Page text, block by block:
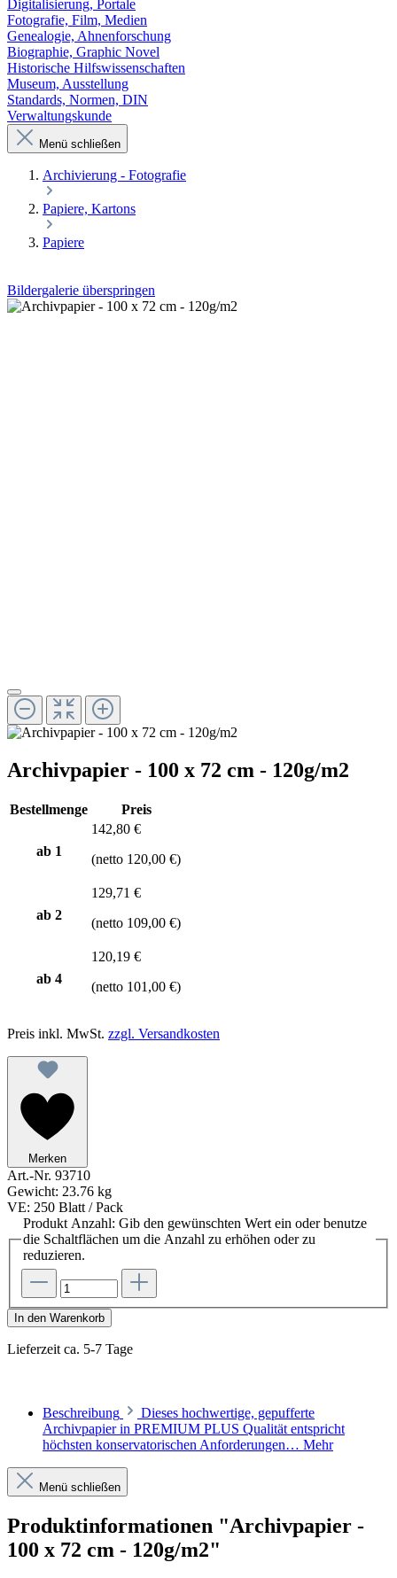
Digitalisierung, Portale
Fotografie, Film, Medien
Genealogie, Ahnenforschung
Biographie, Graphic Novel
Historische Hilfswissenschaften
Museum, Ausstellung
Standards, Normen, DIN
Verwaltungskunde
Menü schließen
Archivierung - Fotografie
Papiere, Kartons
Papiere
Bildergalerie überspringen
Archivpapier - 100 x 72 cm - 120g/m2
Bestellmenge Preis
ab 1
142,80 €
(netto 120,00 €)
ab 2
129,71 €
(netto 109,00 €)
ab 4
120,19 €
(netto 101,00 €)
Preis inkl. MwSt. zzgl. Versandkosten
Merken
Art.-Nr. 93710
Gewicht: 23.76 kg
VE: 250 Blatt / Pack
Produkt Anzahl: Gib den gewünschten Wert ein oder benutze
die Schaltflächen um die Anzahl zu erhöhen oder zu
reduzieren.
In den Warenkorb
Lieferzeit ca. 5-7 Tage
Beschreibung
Dieses hochwertige, gepufferte
Archivpapier in PREMIUM PLUS Qualität entspricht
höchsten konservatorischen Anforderungen… Mehr
Menü schließen
Produktinformationen "Archivpapier -
100 x 72 cm - 120g/m2"